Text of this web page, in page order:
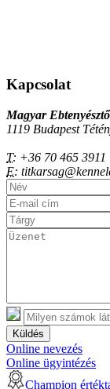
Kapcsolat
Magyar
1119 Budapest
T: +36 70 465 3911
E:
Küldés
Online nevezés
Online ügyintézés
Champion